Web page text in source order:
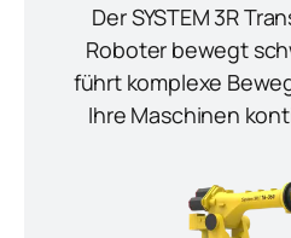
Der SYSTEM 3R
Roboter bewegt
führt komplexe
Ihre Maschinen